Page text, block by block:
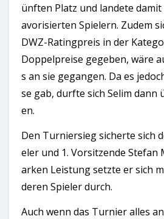
ünften Platz und landete
avorisierten Spielern. Zudem
DWZ-Ratingpreis in der
Doppelpreise gegeben, wäre
s an sie gegangen. Da es
se gab, durfte sich Selim dann
en.
Den Turniersieg sicherte sich
eler und 1. Vorsitzende
arken Leistung setzte er sich
deren Spieler durch.
Auch wenn das Turnier alles